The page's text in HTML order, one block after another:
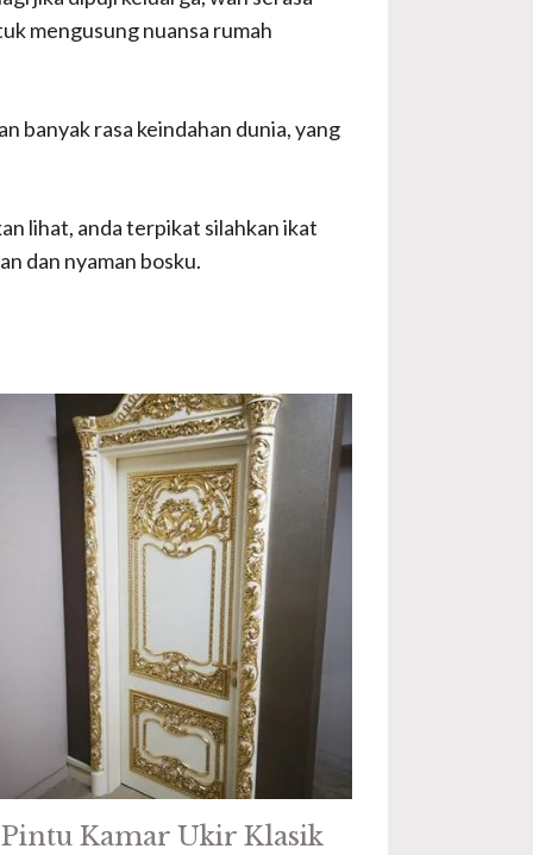
mengusung nuansa rumah
banyak rasa keindahan dunia, yang
lihat, anda terpikat silahkan ikat
dan nyaman bosku.
Pintu Kamar Ukir Klasik